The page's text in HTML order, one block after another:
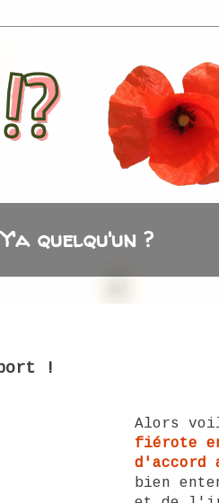
Y'a quelqu'un ?
!
Alors
fiérote
d'accord
bien